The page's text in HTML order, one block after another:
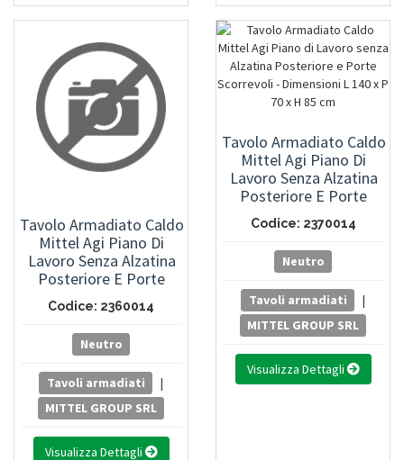
Tavolo Armadiato Caldo
Mittel Agi Piano Di
Lavoro Senza Alzatina
Posteriore E Porte
Scorrevoli - Dimensioni
L 140 X P 60 X H 85 Cm
Codice: 2360014
Neutro
Tavoli armadiati
|
MITTEL GROUP SRL
Visualizza Dettagli
Tavolo Armadiato Caldo
Mittel Agi Piano Di
Lavoro Senza Alzatina
Posteriore E Porte
Scorrevoli - Dimensioni
L 140 X P 70 X H 85 Cm
Codice: 2370014
Neutro
Tavoli armadiati
|
MITTEL GROUP SRL
Visualizza Dettagli